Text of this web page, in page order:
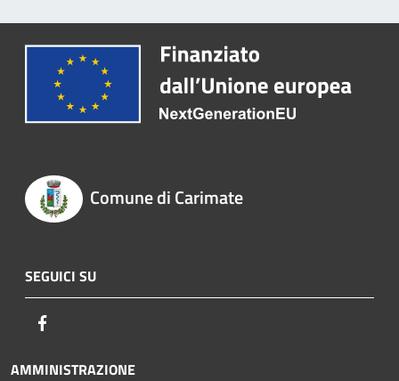
Comune di Carimate
SEGUICI SU
AMMINISTRAZIONE